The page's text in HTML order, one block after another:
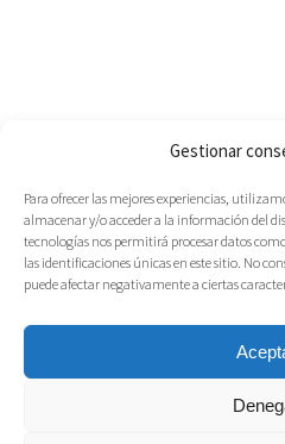
Gestionar
Para ofrecer las mejores experiencias,
almacenar y/o acceder a la información del
tecnologías nos permitirá procesar datos
las identificaciones únicas en este sitio. No
puede afectar negativamente a ciertas